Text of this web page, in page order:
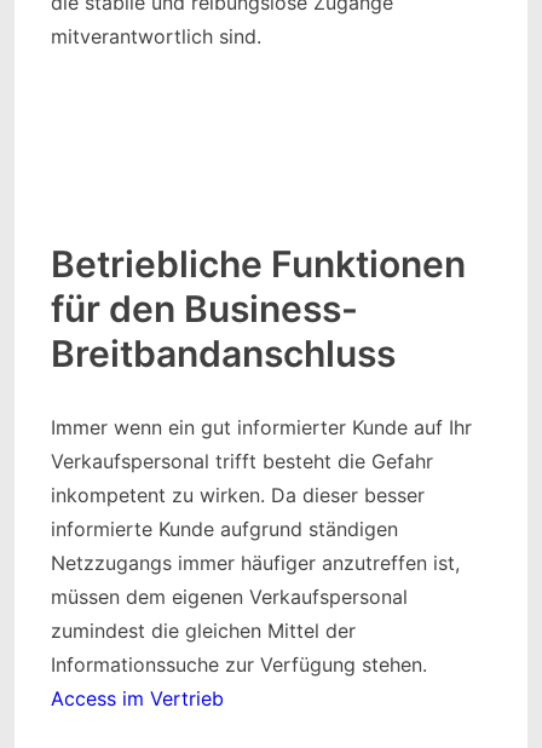
mitverantwortlich sind.
Betriebliche Funktionen
für den Business-
Breitbandanschluss
Immer wenn ein gut informierter Kunde auf Ihr
Verkaufspersonal trifft besteht die Gefahr
inkompetent zu wirken. Da dieser besser
informierte Kunde aufgrund ständigen
Netzzugangs immer häufiger anzutreffen ist,
müssen dem eigenen Verkaufspersonal
zumindest die gleichen Mittel der
Informationssuche zur Verfügung stehen.
Access im Vertrieb